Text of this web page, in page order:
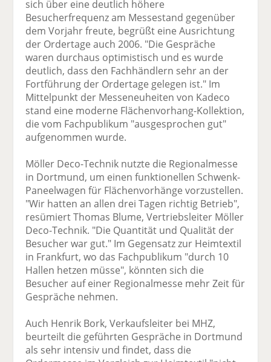
sich über eine deutlich höhere
Besucherfrequenz am Messestand gegenüber
dem Vorjahr freute, begrüßt eine Ausrichtung
der Ordertage auch 2006. "Die Gespräche
waren durchaus optimistisch und es wurde
deutlich, dass den Fachhändlern sehr an der
Fortführung der Ordertage gelegen ist." Im
Mittelpunkt der Messeneuheiten von Kadeco
stand eine moderne Flächenvorhang-Kollektion,
die vom Fachpublikum "ausgesprochen gut"
aufgenommen wurde.
Möller Deco-Technik nutzte die Regionalmesse
in Dortmund, um einen funktionellen Schwenk-
Paneelwagen für Flächenvorhänge vorzustellen.
"Wir hatten an allen drei Tagen richtig Betrieb",
resümiert Thomas Blume, Vertriebsleiter Möller
Deco-Technik. "Die Quantität und Qualität der
Besucher war gut." Im Gegensatz zur Heimtextil
in Frankfurt, wo das Fachpublikum "durch 10
Hallen hetzen müsse", könnten sich die
Besucher auf einer Regionalmesse mehr Zeit für
Gespräche nehmen.
Auch Henrik Bork, Verkaufsleiter bei MHZ,
beurteilt die geführten Gespräche in Dortmund
als sehr intensiv und findet, dass die